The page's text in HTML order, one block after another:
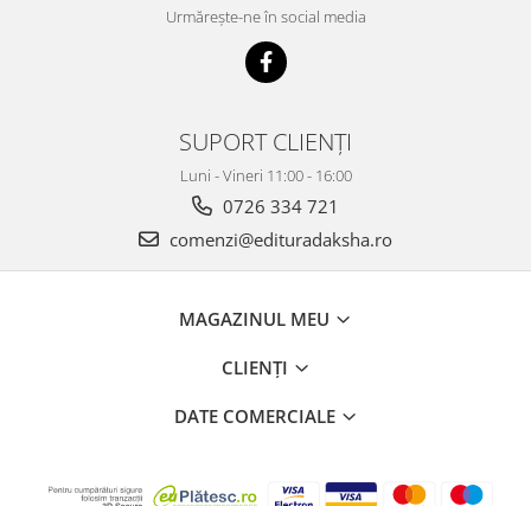
Urmărește-ne în social media
SUPORT CLIENȚI
Luni - Vineri 11:00 - 16:00
0726 334 721
comenzi@edituradaksha.ro
MAGAZINUL MEU
CLIENȚI
DATE COMERCIALE